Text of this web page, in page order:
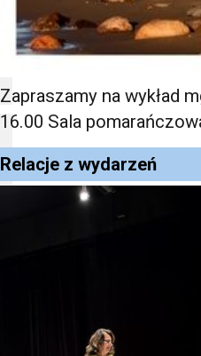
Zapraszamy na wykład
16.00 Sala
Relacje z wydarzeń